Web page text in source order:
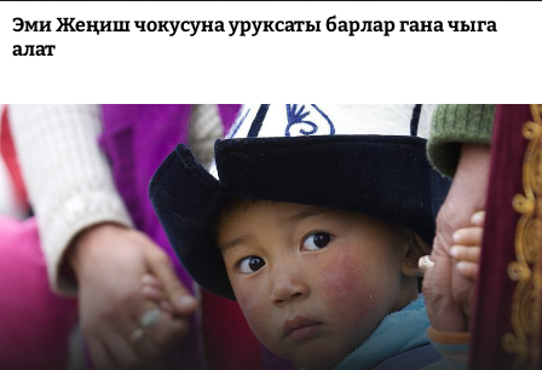
Эми Жеңиш чокусуна уруксаты барлар гана чыга
алат